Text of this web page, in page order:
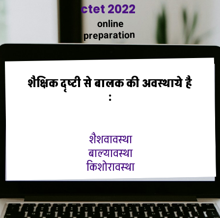
ctet 2022
online
preparation
शैक्षिक दृष्टी से बालक की अवस्थाये है
:
शैशवावस्था
बाल्यावस्था
किशोरावस्था